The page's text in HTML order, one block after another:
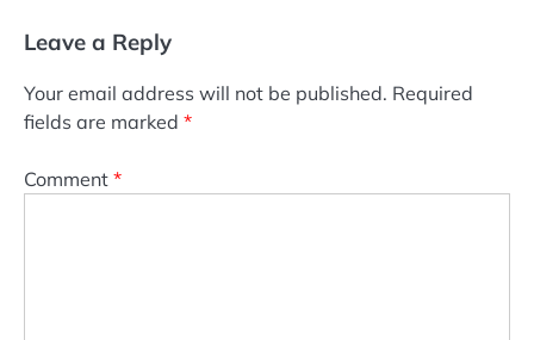
Leave a Reply
Your email address will not be published. Required
fields are marked *
Comment *